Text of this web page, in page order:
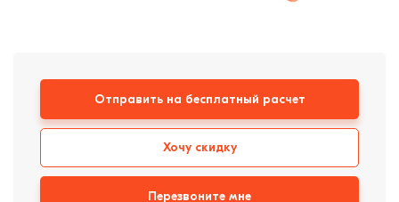
формовки
Строительные
смеси
Отправить на бесплатный расчет
Хочу скидку
Перезвоните мне